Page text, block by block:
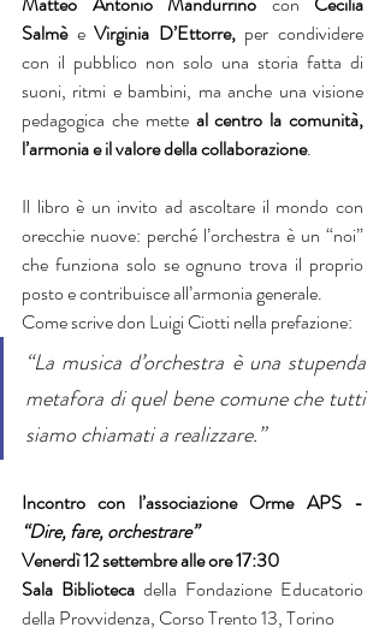
Salmè e Virginia D’Ettorre, per condividere
con il pubblico non solo una storia fatta di
suoni, ritmi e bambini, ma anche una visione
pedagogica che mette al centro la comunità,
l’armonia e il valore della collaborazione.
Il libro è un invito ad ascoltare il mondo con
orecchie nuove: perché l’orchestra è un “noi”
che funziona solo se ognuno trova il proprio
posto e contribuisce all’armonia generale.
Come scrive don Luigi Ciotti nella prefazione:
“La musica d’orchestra è una stupenda
metafora di quel bene comune che tutti
siamo chiamati a realizzare.”
Incontro con l’associazione Orme APS -
“Dire, fare, orchestrare”
Venerdì 12 settembre alle ore 17:30
Sala Biblioteca della Fondazione Educatorio
della Provvidenza, Corso Trento 13, Torino